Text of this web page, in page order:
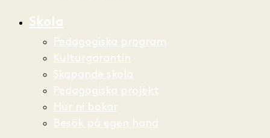
Skola
Pedagogiska program
Kulturgarantin
Skapande skola
Pedagogiska projekt
Hur ni bokar
Besök på egen hand